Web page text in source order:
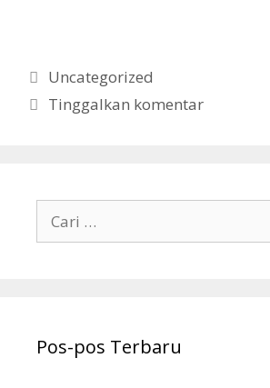
Kategori
Uncategorized
Tinggalkan komentar
untuk:
Pos-pos Terbaru